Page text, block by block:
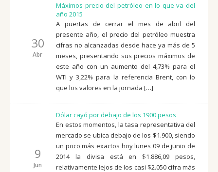
30
Abr
Máximos precio del petróleo en lo que va del
año 2015
A puertas de cerrar el mes de abril del
presente año, el precio del petróleo muestra
cifras no alcanzadas desde hace ya más de 5
meses, presentando sus precios máximos de
este año con un aumento del 4,73% para el
WTI y 3,22% para la referencia Brent, con lo
que los valores en la jornada […]
9
Jun
Dólar cayó por debajo de los 1900 pesos
En estos momentos, la tasa representativa del
mercado se ubica debajo de los $1.900, siendo
un poco más exactos hoy lunes 09 de junio de
2014 la divisa está en $1.886,09 pesos,
relativamente lejos de los casi $2.050 cifra más